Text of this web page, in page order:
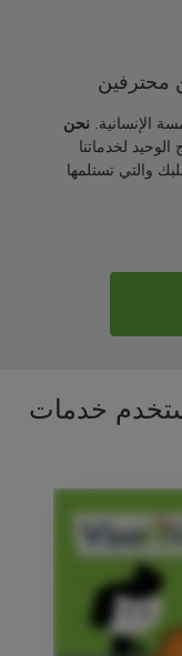
محترفين
الإنسانية. نحن
الوحيد لخدماتنا
والتي تستلمها
خدمات